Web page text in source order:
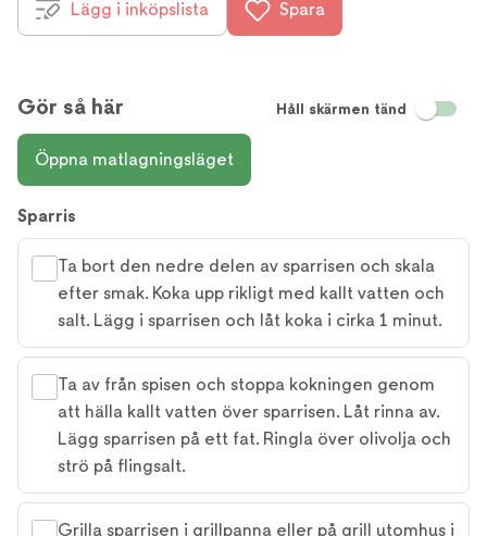
Lägg i inköpslista Spara
Gör så här Håll skärmen tänd
Öppna matlagningsläget
Sparris
Ta bort den nedre delen av sparrisen och skala
efter smak. Koka upp rikligt med kallt vatten och
salt. Lägg i sparrisen och låt koka i cirka 1 minut.
Ta av från spisen och stoppa kokningen genom
att hälla kallt vatten över sparrisen. Låt rinna av.
Lägg sparrisen på ett fat. Ringla över olivolja och
strö på flingsalt.
Grilla sparrisen i grillpanna eller på grill utomhus i